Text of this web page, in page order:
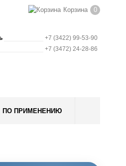
Корзина 0
+7 (3422) 99-53-90
+7 (3472) 24-28-86
ПО ПРИМЕНЕНИЮ